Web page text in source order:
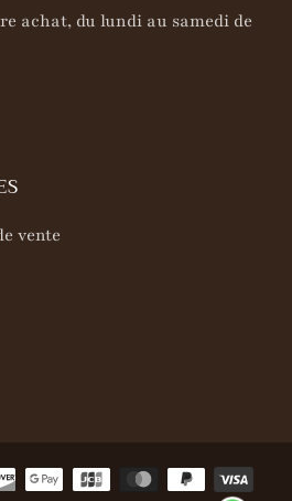
achat, du lundi au samedi de
vente